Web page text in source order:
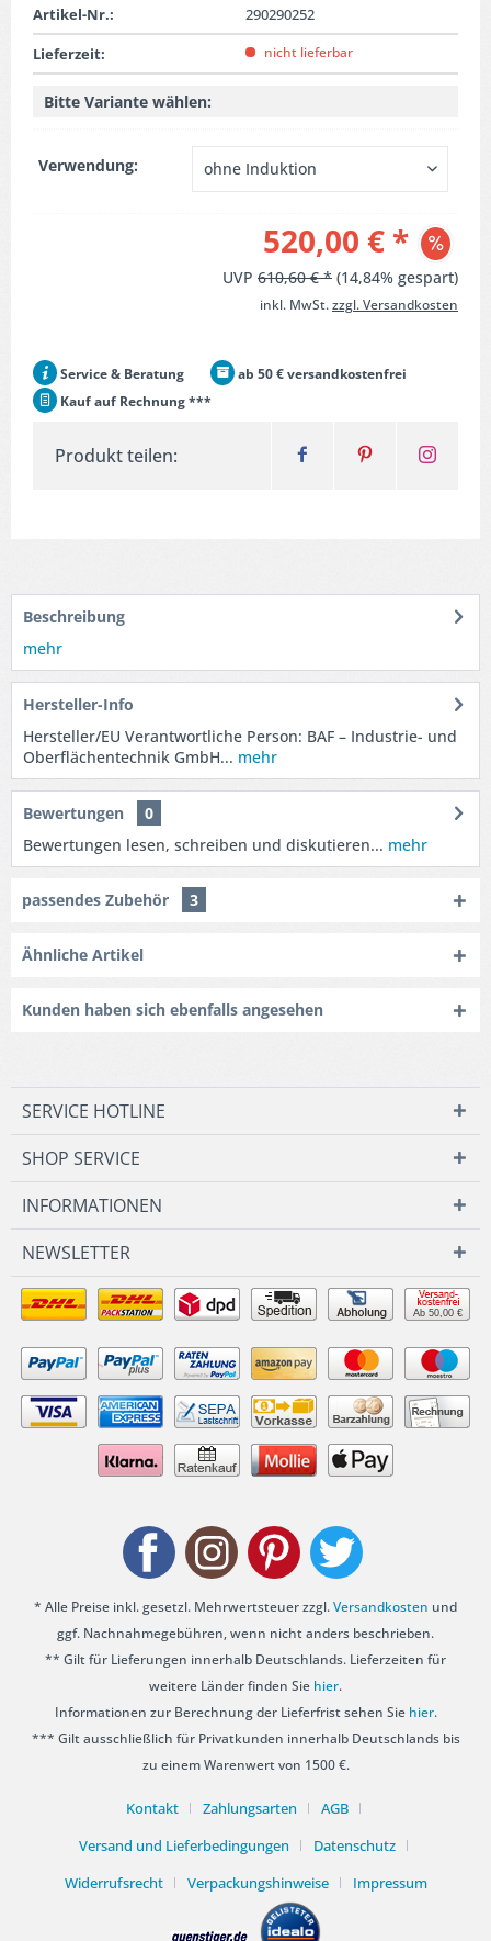
Artikel-Nr.:
290290252
Lieferzeit:
nicht lieferbar
Bitte Variante wählen:
Verwendung:
520,00 € *
UVP 610,60 € * (14,84% gespart)
inkl. MwSt.zzgl. Versandkosten
Service & Beratung
ab 50 € versandkostenfrei
Kauf auf Rechnung ***
Produkt teilen:
Beschreibung
mehr
Hersteller-Info
Hersteller/EU Verantwortliche Person: BAF – Industrie- und
Oberflächentechnik GmbH... mehr
Bewertungen
0
Bewertungen lesen, schreiben und diskutieren... mehr
passendes Zubehör 3
Ähnliche Artikel
Kunden haben sich ebenfalls angesehen
SERVICE HOTLINE
SHOP SERVICE
INFORMATIONEN
NEWSLETTER
Ab 50,00 €
* Alle Preise inkl. gesetzl. Mehrwertsteuer zzgl.Versandkosten und
ggf. Nachnahmegebühren, wenn nicht anders beschrieben.
** Gilt für Lieferungen innerhalb Deutschlands. Lieferzeiten für
weitere Länder finden Sie hier.
Informationen zur Berechnung der Lieferfrist sehen Sie hier.
*** Gilt ausschließlich für Privatkunden innerhalb Deutschlands bis
zu einem Warenwert von 1500 €.
Kontakt Zahlungsarten
AGB
Versand und Lieferbedingungen
Datenschutz
Widerrufsrecht
Verpackungshinweise Impressum